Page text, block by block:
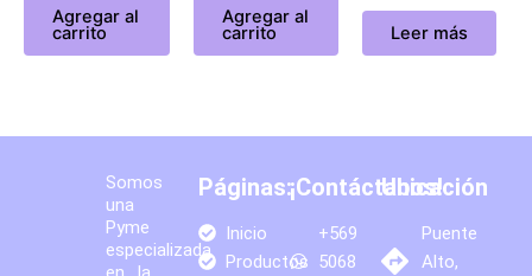
Agregar al
carrito
Agregar al
carrito Leer más
Somos
una
Pyme
especializada
Páginas:
Inicio
Productos
¡Contáctanos!
+569
5068
Ubicación
Puente
Alto,